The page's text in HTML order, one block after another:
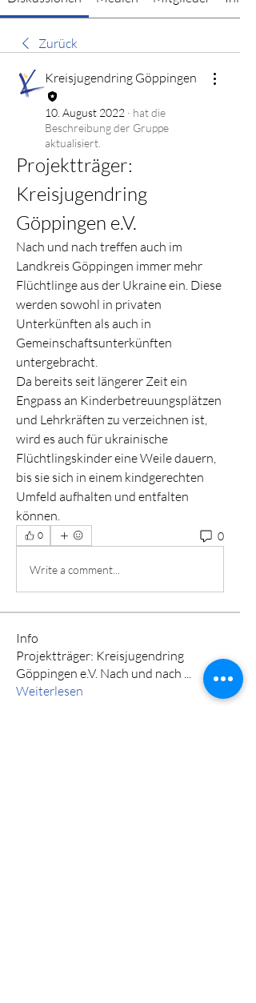
Zurück
Kreisjugendring Göppingen
10. August 2022 · hat die
Beschreibung der Gruppe
aktualisiert.
Projektträger:
Kreisjugendring
Göppingen e.V.
Nach und nach treffen auch im
Landkreis Göppingen immer mehr
Flüchtlinge aus der Ukraine ein. Diese
werden sowohl in privaten
Unterkünften als auch in
Gemeinschaftsunterkünften
untergebracht.
Da bereits seit längerer Zeit ein
Engpass an Kinderbetreuungsplätzen
und Lehrkräften zu verzeichnen ist,
wird es auch für ukrainische
Flüchtlingskinder eine Weile dauern,
bis sie sich in einem kindgerechten
Umfeld aufhalten und entfalten
können.
0 0
Write a comment...
Info
Projektträger: Kreisjugendring
Göppingen e.V. Nach und nach ...
Weiterlesen